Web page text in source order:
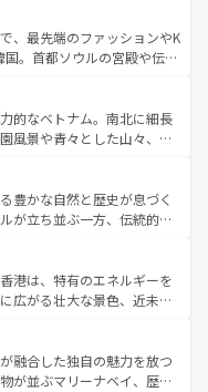
ており、サーフィンやダイ
トドア好きにはたまらな
力を存分に味わいつくそ
台湾東部など、都市の喧騒
、訪れる人に新しい発見と
、奥深い台湾の食文化も魅
ど、バラエティ豊かな料理
台湾情報は コンテンツ一覧を参
、最先端のファッションやK
。首都ソウルの宮殿や伝統
々の自然美を楽しむことが
、絶品のストリートフード
っている。夜には、韓国な
多彩な魅力を心ゆくまで味
。 なお、新着の韓国情報はコンテンツ一
的なベトナム。南北に細長
風景や青々とした山々、世
。ハノイの古い町並みやホ
の建物も、独特の雰囲気を
ティの豊かさとおいしさで
トナムコーヒーなどは、ぜ
を訪れてもあたたかい人々
きっと忘れられない旅にな
豊かな自然と歴史が息づく
が立ち並ぶ一方、伝統的な
はチェンマイなどの山岳地
プーケットやクラビの美し
むことができる。タイ料理
どの季節にも異なる楽しみ
イの人々、仏教を中心とし
が、訪れる旅人を魅了し続
港は、特有のエネルギーを
広がる壮大な景色、近未来
ず。観光スポットが密集し
れるのも魅力。息をのむよ
、香港を存分に楽しみ尽く
融合した独自の魅力を放つ
が並ぶマリーナベイ、歴史